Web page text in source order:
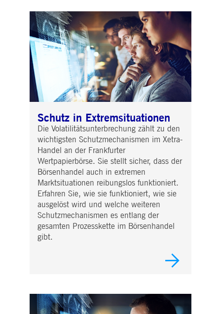
Schutz in Extremsituationen
Die Volatilitätsunterbrechung zählt zu den
wichtigsten Schutzmechanismen im Xetra-
Handel an der Frankfurter
Wertpapierbörse. Sie stellt sicher, dass der
Börsenhandel auch in extremen
Marktsituationen reibungslos funktioniert.
Erfahren Sie, wie sie funktioniert, wie sie
ausgelöst wird und welche weiteren
Schutzmechanismen es entlang der
gesamten Prozesskette im Börsenhandel
gibt.